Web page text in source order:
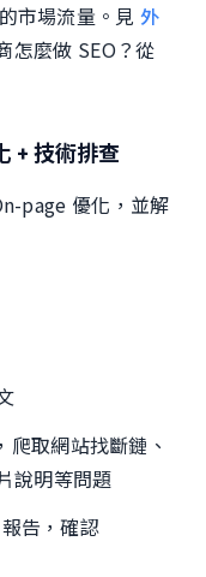
市場流量。見 外
怎麼做 SEO？從
+ 技術排查
page 優化，並解
取網站找斷鏈、
說明等問題
告，確認